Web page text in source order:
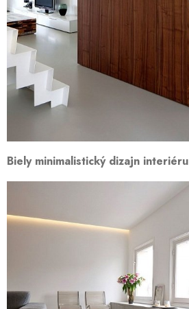
Biely minimalistický dizajn interiéru